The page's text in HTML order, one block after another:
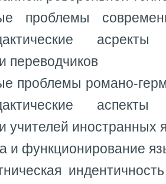
проблемы
асректы
переводчиков
проблемы романо-
аспекты
учителей иностранных
и функционирование